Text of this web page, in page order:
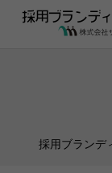
採用ブランデ